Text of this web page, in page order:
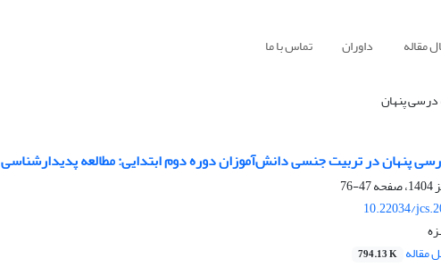
مقاله داوران تماس با ما
درسی پنهان
پنهان در تربیت جنسی دانش‌آموزان دوره دوم ابتدایی: مطالعه پدیدارشناسی
47-76
10.22034/
مقاله 794.13 K